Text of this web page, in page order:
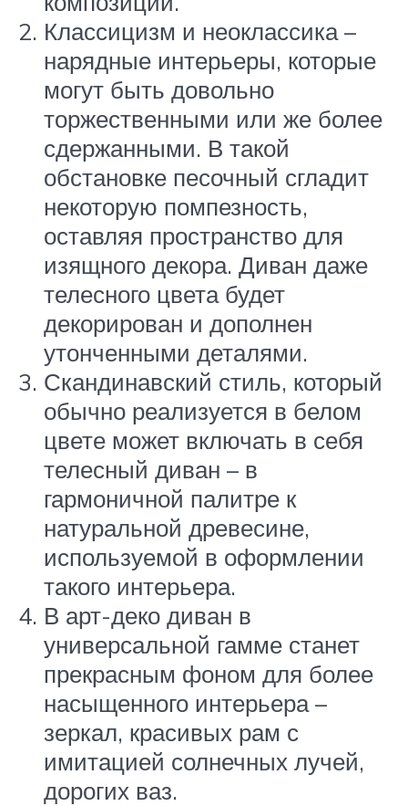
Классицизм и неоклассика –
нарядные интерьеры, которые
могут быть довольно
торжественными или же более
сдержанными. В такой
обстановке песочный сгладит
некоторую помпезность,
оставляя пространство для
изящного декора. Диван даже
телесного цвета будет
декорирован и дополнен
утонченными деталями.
Скандинавский стиль, который
обычно реализуется в белом
цвете может включать в себя
телесный диван – в
гармоничной палитре к
натуральной древесине,
используемой в оформлении
такого интерьера.
В арт-деко диван в
универсальной гамме станет
прекрасным фоном для более
насыщенного интерьера –
зеркал, красивых рам с
имитацией солнечных лучей,
дорогих ваз.